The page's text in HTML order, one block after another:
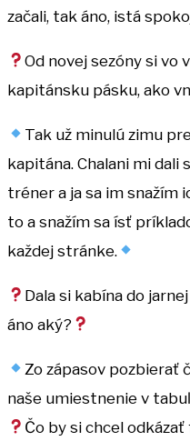
začali, tak áno, istá
Od novej sezóny si vo
kapitánsku pásku, ako
Tak už minulú zimu
kapitána. Chalani mi dali
tréner a ja sa im snažím
to a snažím sa ísť
každej stránke.
Dala si kabína do
áno aký?
Zo zápasov pozbierať
naše umiestnenie v
Čo by si chcel